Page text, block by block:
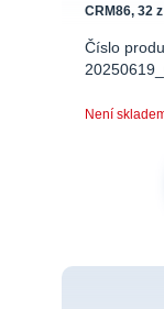
CRM86, 32 z
Číslo
Není